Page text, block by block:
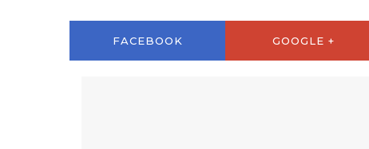
FACEBOOK GOOGLE +